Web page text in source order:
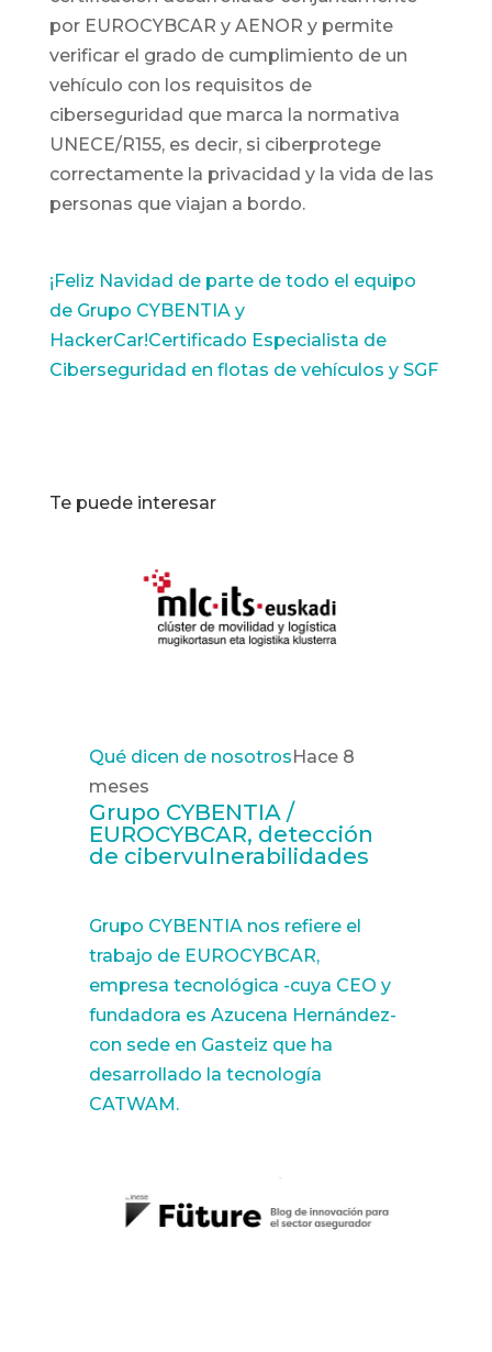
por EUROCYBCAR y AENOR y permite
verificar el grado de cumplimiento de un
vehículo con los requisitos de
ciberseguridad que marca la normativa
UNECE/R155, es decir, si ciberprotege
correctamente la privacidad y la vida de las
personas que viajan a bordo.
¡Feliz Navidad de parte de todo el equipo
de Grupo CYBENTIA y
HackerCar!Certificado Especialista de
Ciberseguridad en flotas de vehículos y SGF
Te puede interesar
Qué dicen de nosotros Hace 8
meses
Grupo CYBENTIA /
EUROCYBCAR, detección
de cibervulnerabilidades
Grupo CYBENTIA nos refiere el
trabajo de EUROCYBCAR,
empresa tecnológica -cuya CEO y
fundadora es Azucena Hernández-
con sede en Gasteiz que ha
desarrollado la tecnología
CATWAM.